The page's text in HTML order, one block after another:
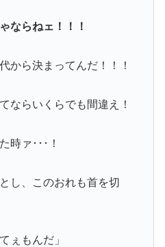
ならねェ！！！
ら決まってんだ！！！
らいくらでも間違え！
時ァ･･･！
し、このおれも首を切
ぇもんだ」